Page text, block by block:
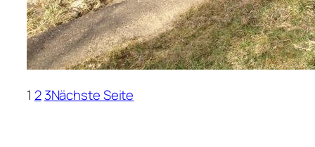
1 2 3Nächste Seite